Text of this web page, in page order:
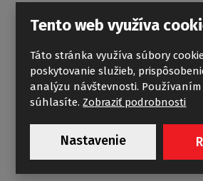
Tento web využíva
Táto stránka využíva súbory
poskytovanie služieb,
analýzu návštevnosti.
súhlasíte.Zobraziť podrobnosti
Nastavenie